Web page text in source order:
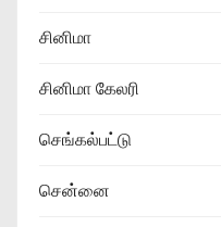
சினிமா
சினிமா கேலரி
செங்கல்பட்டு
சென்னை